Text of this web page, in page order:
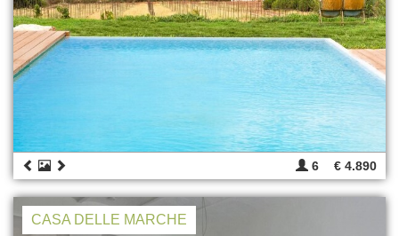
6 € 4.890
CASA DELLE MARCHE